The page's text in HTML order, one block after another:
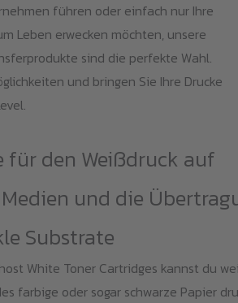
führen oder einfach nur Ihre
Leben erwecken möchten, unsere
sind die perfekte Wahl.
und bringen Sie Ihre Drucke
für den Weißdruck auf
und die
Substrate
White Toner Cartridges kannst du
farbige oder sogar schwarze Papier